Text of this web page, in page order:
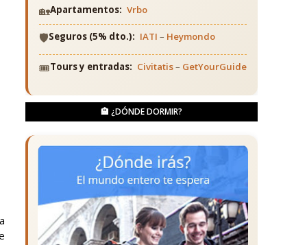
🏡Apartamentos: Vrbo
🛡️Seguros (5% dto.): IATI – Heymondo
🎟️Tours y entradas: Civitatis– GetYourGuide
🏨 ¿DÓNDE DORMIR?